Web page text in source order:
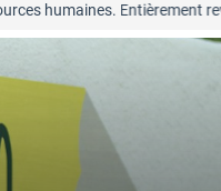
Entièrement revue